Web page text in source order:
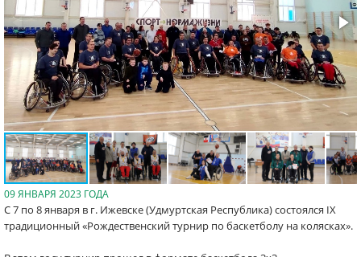
09 ЯНВАРЯ 2023 ГОДА
С 7 по 8 января в г. Ижевске (Удмуртская Республика) состоялся IX
традиционный «Рождественский турнир по баскетболу на колясках».